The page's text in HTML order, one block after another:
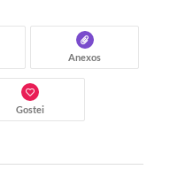
Anexos
Gostei